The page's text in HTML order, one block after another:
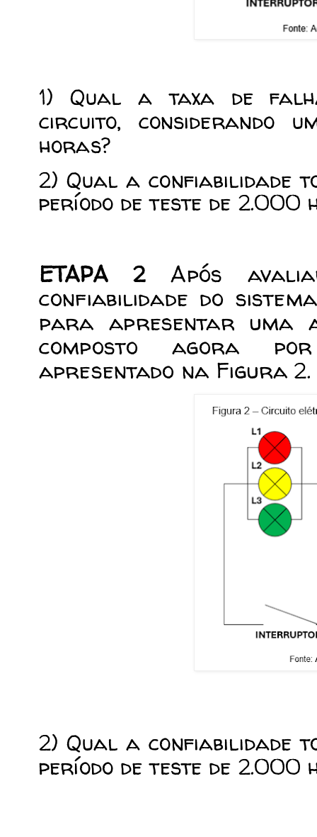
1) Qual a taxa de
circuito, considerando
horas?
2) Qual a confiabilidade
período de teste de 2.000
ETAPA 2 Após
confiabilidade do
para apresentar uma
composto agora
apresentado na Figura 2.
2) Qual a confiabilidade
período de teste de 2.000